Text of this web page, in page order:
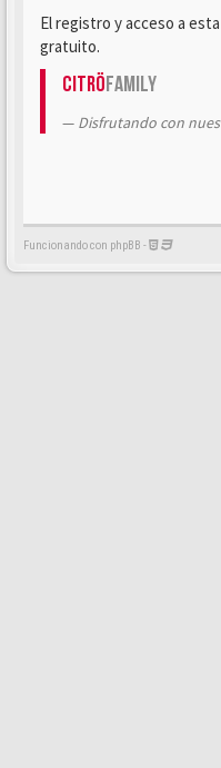
El registro y acceso a
gratuito.
CitröFamily
Disfrutando con
Funcionando con phpBB -